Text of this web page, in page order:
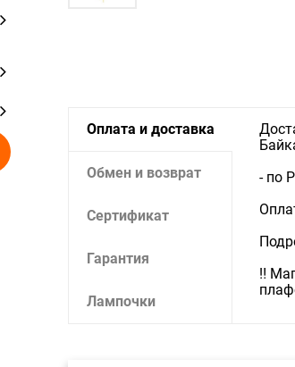
Оплата и доставка
Обмен и возврат
Сертификат
Гарантия
Лампочки
- по
‼️